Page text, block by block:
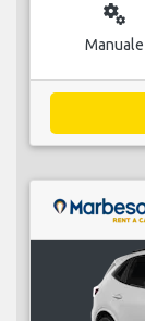
miscellaneous_services
Manuale